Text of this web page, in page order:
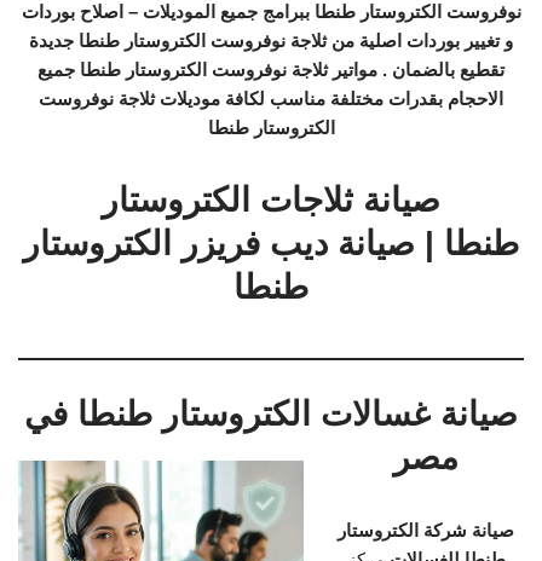
نوفروست الكتروستار طنطا ببرامج جميع الموديلات – اصلاح بوردات
و تغيير بوردات اصلية من ثلاجة نوفروست الكتروستار طنطا جديدة
تقطيع بالضمان . مواتير ثلاجة نوفروست الكتروستار طنطا جميع
الاحجام بقدرات مختلفة مناسب لكافة موديلات ثلاجة نوفروست
الكتروستار طنطا
صيانة ثلاجات الكتروستار
طنطا | صيانة ديب فريزر الكتروستار
طنطا
صيانة غسالات الكتروستار طنطا في
مصر
صيانة شركة الكتروستار